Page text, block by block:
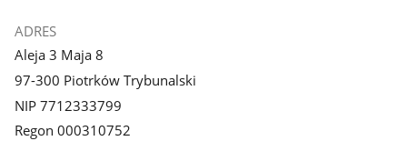
ADRES
Aleja 3 Maja 8
97-300 Piotrków Trybunalski
NIP 7712333799
Regon 000310752